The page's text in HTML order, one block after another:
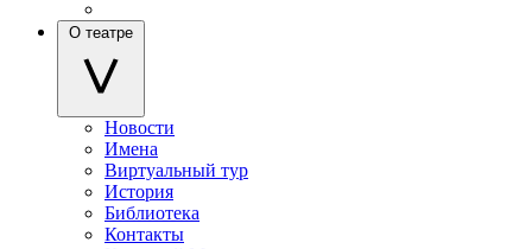
О театре
Новости
Имена
Виртуальный тур
История
Библиотека
Контакты